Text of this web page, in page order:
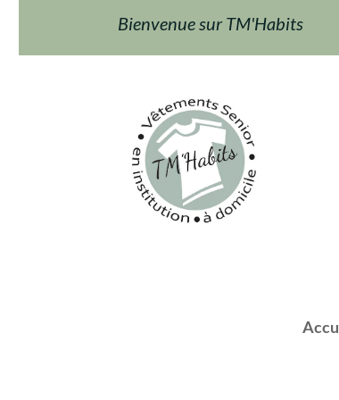
Bienvenue sur TM'Habits
Accueil